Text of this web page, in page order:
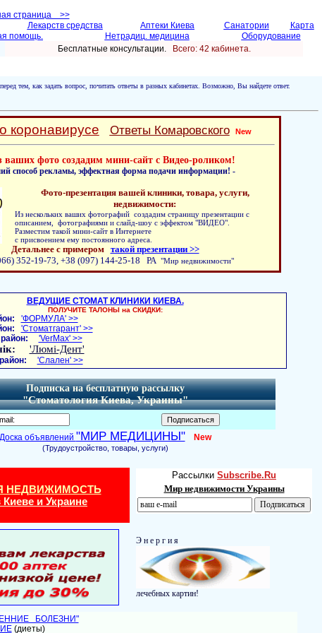
страница >>
Лекарств средства Аптеки Киева Санатории
Карта
помощь. Нетрадиц. медицина
Оборудование
Бесплатные консультации.
Всего: 42 кабинетa.
тем, как задать вопрос, почитать ответы в разных кабинетах. Возможно, Вы найдете ответ.
коронавирусе Ответы Комаровского New
ваших фото создадим мини-сайт с Видео-роликом!
способ рекламы, эффектная форма подачи информации! -
Фото-презентация вашей клиники, товара, услуги,
недвижимости:
Из нескольких ваших фотографий создадим страницу презентации с
описанием, фотографиями и слайд-шоу с эффектом "ВИДЕО".
Разместим такой мини-сайт в Интернете
с присвоением ему постоянного адреса.
Детальнее с примером такой презентации >>
352-19-73, +38 (097) 144-25-18 РА "Мир недвижимости"
ВЕДУЩИЕ СТОМАТ КЛИНИКИ КИЕВА.
ПОЛУЧИТЕ ТАЛОНЫ на СКИДКИ:
'ФОРМУЛА' >>
'Стоматгарант' >>
'VerMax' >>
'Люмі-Дент'
'Слален' >>
Подписка на бесплатную рассылку
"Стоматология Киева, Украины"
Доска объявлений "МИР МЕДИЦИНЫ" New
(Трудоустройство, товары, услуги)
НЕДВИЖИМОСТЬ
Киеве и Украине
Рассылки Subscribe.Ru
Мир недвижимости Украины
Э н е р г и я
лечебных картин!
БОЛЕЗНИ"
(диеты)